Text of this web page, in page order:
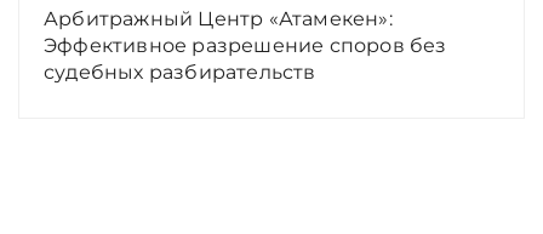
Арбитражный Центр «Атамекен»:
Эффективное разрешение споров без
судебных разбирательств